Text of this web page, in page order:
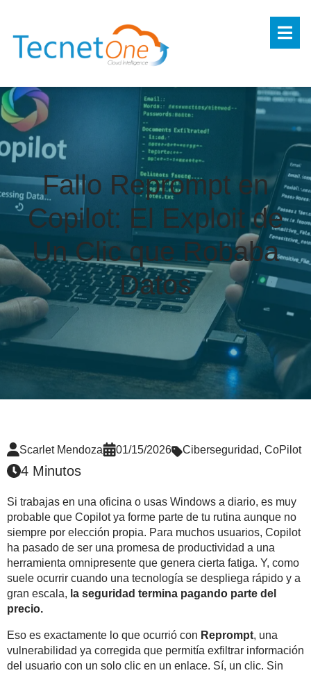
Fallo Reprompt en
Copilot: El Exploit de
Un Clic que Robaba
Datos
Scarlet Mendoza 01/15/2026 Ciberseguridad, CoPilot
4 Minutos
Si trabajas en una oficina o usas Windows a diario, es muy
probable que Copilotya forme parte de tu rutina aunque no
siempre por elección propia. Para muchos usuarios, Copilot
ha pasado de ser una promesa de productividad a una
herramienta omnipresente que genera cierta fatiga. Y, como
suele ocurrir cuando una tecnología se despliega rápido y a
gran escala, la seguridad termina pagando parte del
precio.
Eso es exactamente lo que ocurrió con Reprompt, una
vulnerabilidad ya corregida que permitía exfiltrar información
del usuario con un solo clic en un enlace. Sí, un clic. Sin